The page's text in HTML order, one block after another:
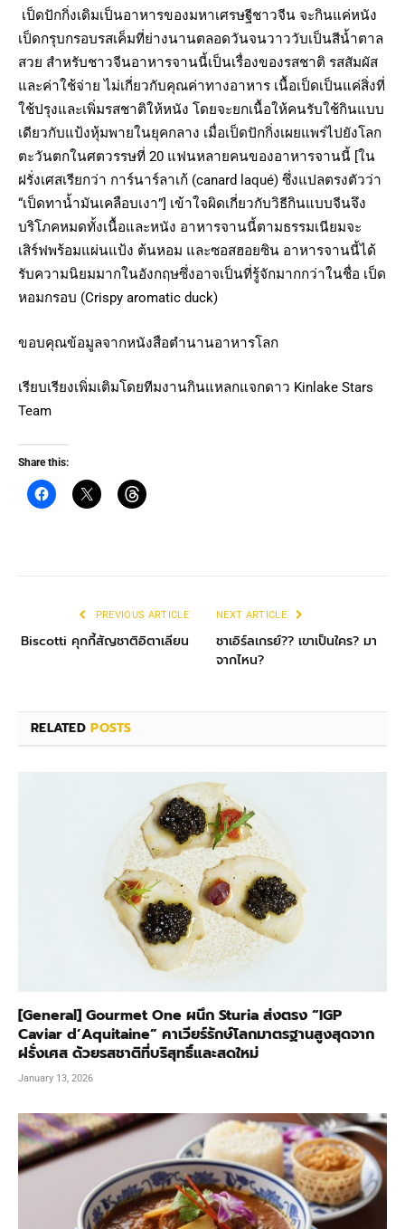
เป็ดปักกิ่งเดิมเป็นอาหารของมหาเศรษฐีชาวจีน จะกินแค่หนัง
เป็ดกรุบกรอบรสเค็มที่ย่างนานตลอดวันจนวาววับเป็นสีน้ำตาล
สวย สำหรับชาวจีนอาหารจานนี้เป็นเรื่องของรสชาติ รสสัมผัส
และค่าใช้จ่าย ไม่เกี่ยวกับคุณค่าทางอาหาร เนื้อเป็ดเป็นแค่สิ่งที่
ใช้ปรุงและเพิ่มรสชาติให้หนัง โดยจะยกเนื้อให้คนรับใช้กินแบบ
เดียวกับแป้งหุ้มพายในยุคกลาง เมื่อเป็ดปักกิ่งเผยแพร่ไปยังโลก
ตะวันตกในศตวรรษที่ 20 แฟนหลายคนของอาหารจานนี้ [ใน
ฝรั่งเศสเรียกว่า การ์นาร์ลาเก้ (canard laqué) ซึ่งแปลตรงตัวว่า
“เป็ดทาน้ำมันเคลือบเงา”] เข้าใจผิดเกี่ยวกับวิธีกินแบบจีนจึง
บริโภคหมดทั้งเนื้อและหนัง อาหารจานนี้ตามธรรมเนียมจะ
เสิร์ฟพร้อมแผ่นแป้ง ต้นหอม และซอสฮอยซิน อาหารจานนี้ได้
รับความนิยมมากในอังกฤษซึ่งอาจเป็นที่รู้จักมากกว่าในชื่อ เป็ด
หอมกรอบ (Crispy aromatic duck)
ขอบคุณข้อมูลจากหนังสือตำนานอาหารโลก
เรียบเรียงเพิ่มเติมโดยทีมงานกินแหลกแจกดาว Kinlake Stars
Team
Share this:
PREVIOUS ARTICLE
Biscotti คุกกี้สัญชาติอิตาเลียน
NEXT ARTICLE
ชาเอิร์ลเกรย์?? เขาเป็นใคร? มา
จากไหน?
RELATEDPOSTS
[General] Gourmet One ผนึก Sturia ส่งตรง “IGP
Caviar d’Aquitaine” คาเวียร์รักษ์โลกมาตรฐานสูงสุดจาก
ฝรั่งเศส ด้วยรสชาติที่บริสุทธิ์และสดใหม่
January 13, 2026